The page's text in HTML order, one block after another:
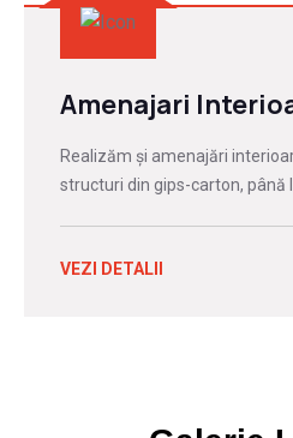
Amenajari
Realizăm și amenajări
structuri din gips-carton, până
VEZI DETALII